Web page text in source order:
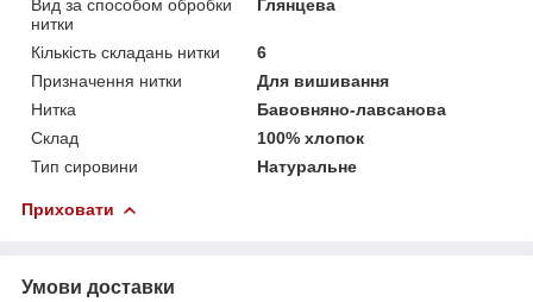
Вид за способом обробки
нитки
Глянцева
Кількість складань нитки
6
Призначення нитки
Для вишивання
Нитка
Бавовняно-лавсанова
Склад
100% хлопок
Тип сировини
Натуральне
Приховати
Умови доставки